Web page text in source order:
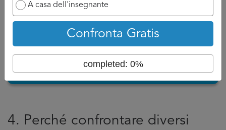
Confronta prezzi
4. Perché confrontare diversi
A casa dell'insegnante
Confronta Gratis
completed: 0%